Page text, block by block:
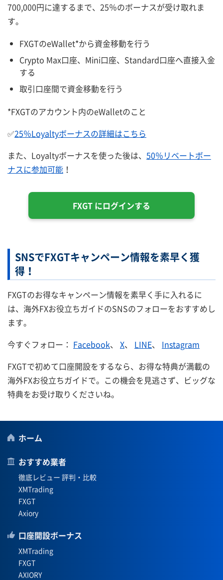
700,000円に達するまで、25％のボーナスが受け取れま
す。
FXGTのeWallet*から資金移動を行う
Crypto Max口座、Mini口座、Standard口座へ直接入金
する
取引口座間で資金移動を行う
*FXGTのアカウント内のeWalletのこと
✅25％Loyaltyボーナスの詳細はこちら
また、Loyaltyボーナスを使った後は、 50％リベートボー
ナスに参加可能 ！
FXGT にログインする
SNSでFXGTキャンペーン情報を素早く獲
得！
FXGTのお得なキャンペーン情報を素早く手に入れるに
は、海外FXお役立ちガイドのSNSのフォローをおすすめし
ます。
今すぐフォロー： Facebook、 X、 LINE、 Instagram
FXGTで初めて口座開設をするなら、お得な特典が満載の
海外FXお役立ちガイドで。この機会を見逃さず、ビッグな
特典をお受け取りくださいね。
ホーム
おすすめ業者
徹底レビュー 評判・比較
XMTrading
FXGT
Axiory
口座開設ボーナス
XMTrading
FXGT
AXIORY